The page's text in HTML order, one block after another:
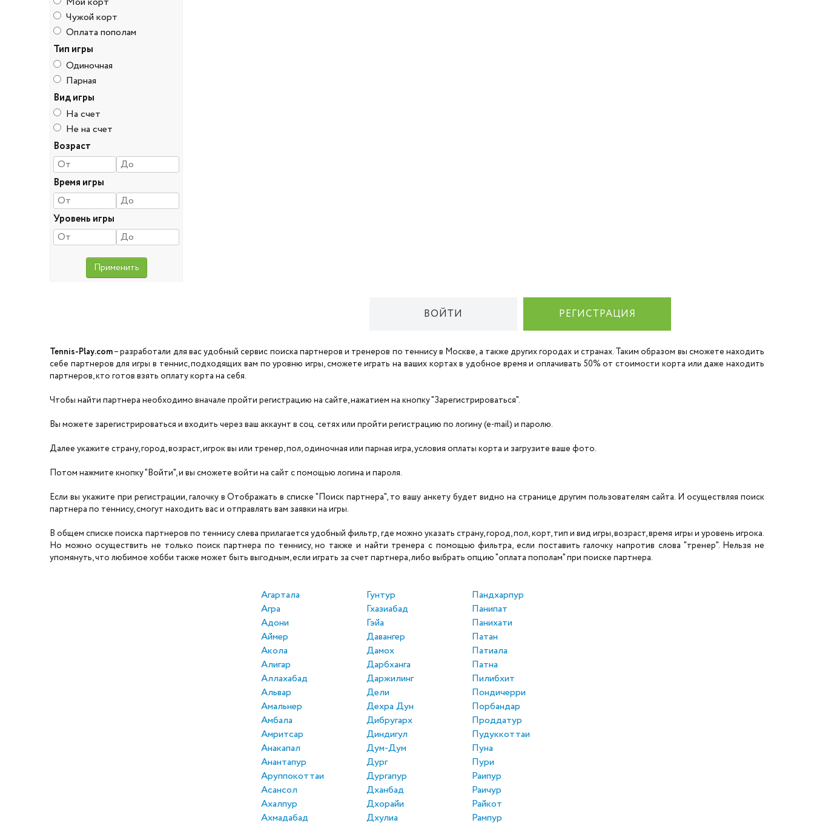
Чужой корт
Оплата пополам
Тип игры
Одиночная
Парная
Вид игры
На счет
Не на счет
Возраст
Время игры
Уровень игры
РЕГИСТРАЦИЯ
ВОЙТИ
Tennis-Play.com– разработали для вас удобный сервис поиска партнеров и тренеров по теннису в Москве, а также других городах и странах. Таким образом вы сможете находить
себе партнеров для игры в теннис, подходящих вам по уровню игры, сможете играть на ваших кортах в удобное время и оплачивать 50% от стоимости корта или даже находить
партнеров, кто готов взять оплату корта на себя.
Чтобы найти партнера необходимо вначале пройти регистрацию на сайте, нажатием на кнопку "Зарегистрироваться".
Вы можете зарегистрироваться и входить через ваш аккаунт в соц. сетях или пройти регистрацию по логину (e-mail) и паролю.
Далее укажите страну, город, возраст, игрок вы или тренер, пол, одиночная или парная игра, условия оплаты корта и загрузите ваше фото.
Потом нажмите кнопку "Войти", и вы сможете войти на сайт с помощью логина и пароля.
Если вы укажите при регистрации, галочку в Отображать в списке "Поиск партнера", то вашу анкету будет видно на странице другим пользователям сайта. И осуществляя поиск
партнера по теннису, смогут находить вас и отправлять вам заявки на игры.
В общем списке поиска партнеров по теннису слева прилагается удобный фильтр, где можно указать страну, город, пол, корт, тип и вид игры, возраст, время игры и уровень игрока.
Но можно осуществить не только поиск партнера по теннису, но также и найти тренера с помощью фильтра, если поставить галочку напротив слова "тренер". Нельзя не
упомянуть, что любимое хобби также может быть выгодным, если играть за счет партнера, либо выбрать опцию "оплата пополам" при поиске партнера.
Агартала
Агра
Адони
Аймер
Акола
Алигар
Аллахабад
Альвар
Амальнер
Амбала
Амритсар
Анакапал
Анантапур
Аруппокоттаи
Асансол
Ахалпур
Ахмадабад
Гунтур
Гхазиабад
Гэйа
Давангер
Дамох
Дарбханга
Даржилинг
Дели
Дехра Дун
Дибругарх
Диндигул
Дум-Дум
Дург
Дургапур
Дханбад
Дхорайи
Дхулиа
Пандхарпур
Панипат
Панихати
Патан
Патиала
Патна
Пилибхит
Пондичерри
Порбандар
Проддатур
Пудуккоттаи
Пуна
Пури
Раипур
Раичур
Райкот
Рампур